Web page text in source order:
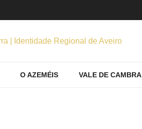
O AZEMÉIS VALE DE CAMBRA